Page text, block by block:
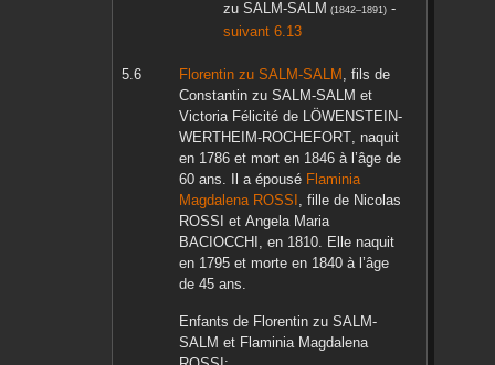
zu SALM-SALM (1842–1891)-
suivant 6.13
Florentinzu SALM-SALM , fils de
Constantinzu SALM-SALM et
Victoria Félicitéde LÖWENSTEIN-
WERTHEIM-ROCHEFORT, naquit
en 1786et mort en 1846à l’âge de
60 ans. Il a épousé Flaminia
MagdalenaROSSI , fille de Nicolas
ROSSI et Angela Maria
BACIOCCHI , en 1810. Elle naquit
en 1795et morte en 1840à l’âge
de 45 ans.
Enfants de Florentinzu SALM-
SALM et Flaminia Magdalena